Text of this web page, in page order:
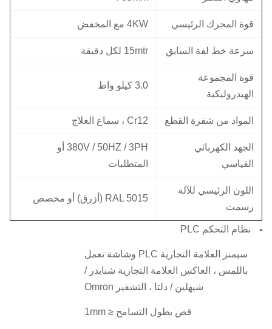
قوة المحرك الرئيسي 4KW مع المخفض
سرعة خط لفة السابق 15mtr لكل دقيقة
قوة المجموعة
الهيدروليكية
3.0 كيلو واط
المواد من شفرة القطع Cr12 ، سماع العلاج
الجهد الكهربائي
القياسي
380V / 50HZ / 3PH أو
المتطلبات
اللون الرئيسي للآلة
رسمت
RAL 5015 (أزرق) أو مخصص
نظام التحكم PLC
سيمنز العلامة التجارية PLC وشاشة تعمل
باللمس ، العاكس العلامة التجارية شنايدر /
شيهلين / دلتا ، التشفير Omron
قص بطول التسامح ≤ 1mm